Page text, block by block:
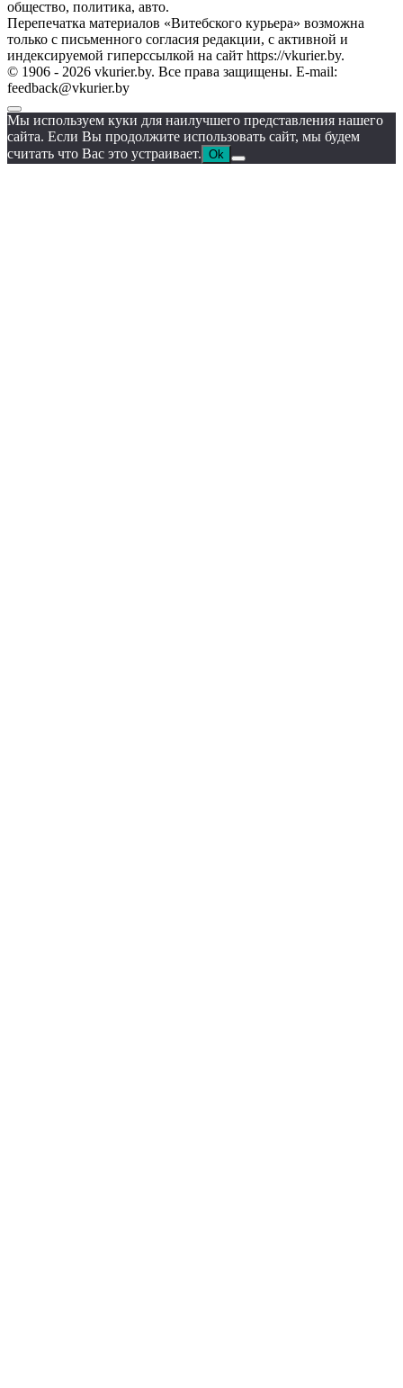
общество, политика, авто.
Перепечатка материалов «Витебского курьера» возможна
только с письменного согласия редакции, с активной и
индексируемой гиперссылкой на сайт https://vkurier.by.
© 1906 - 2026 vkurier.by. Все права защищены. E-mail:
feedback@vkurier.by
Мы используем куки для наилучшего представления нашего
сайта. Если Вы продолжите использовать сайт, мы будем
считать что Вас это устраивает. Ok